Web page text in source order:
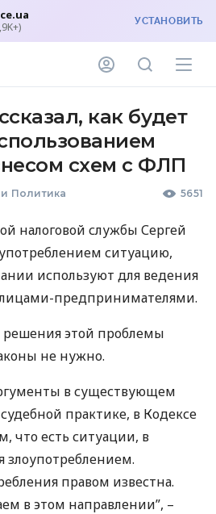
УСТАНОВИТЬ
как будет
схем с ФЛП
и Политика 5651
налоговой службы Сергей
ситуацию,
используют для ведения
предпринимателями.
этой проблемы
не нужно.
в существующем
практике, в Кодексе
что есть ситуации, в
злоупотреблением.
правом известна.
в этом направлении”, –